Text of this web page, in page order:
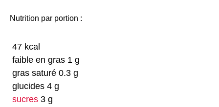
Nutrition par portion :
47 kcal
faible en gras 1 g
gras saturé 0.3 g
glucides 4 g
sucres 3 g